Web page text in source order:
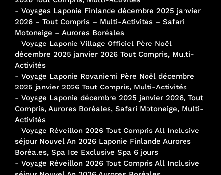
- Voyages Laponie Finlande décembre 2025 janvier
2026 – Tout Compris – Multi-Activités – Safari
Motoneige – Aurores Boréales
- Voyage Laponie Village Officiel Père Noël
décembre 2025 janvier 2026 Tout Compris, Multi-
Activités
- Voyage Laponie Rovaniemi Père Noël décembre
2025 janvier 2026 Tout Compris, Multi-Activités
- Voyage Laponie décembre 2025 janvier 2026, Tout
Compris, Aurores Boréales, Safari Motoneige, Multi-
Activités
- Voyage Réveillon 2026 Tout Compris All Inclusive
séjour Nouvel An 2026 Laponie Finlande Aurores
Boréales, Spa Ice Exclusive Spa 6 jours
- Voyage Réveillon 2026 Tout Compris All Inclusive